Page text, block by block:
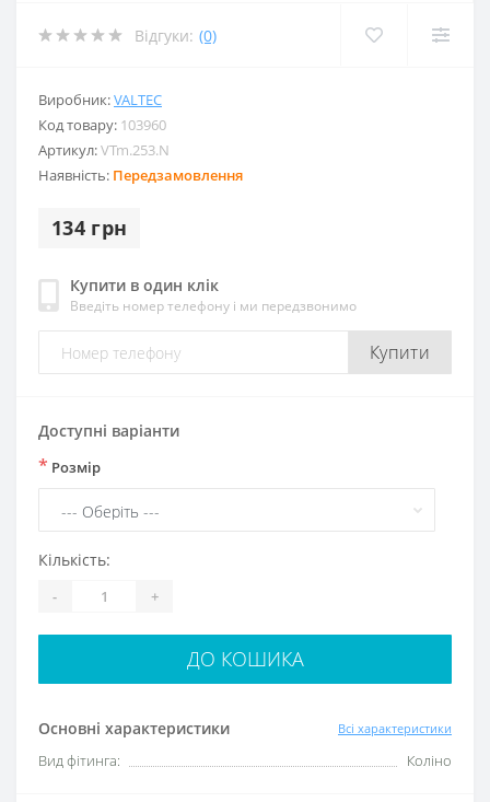
Відгуки: (0)
Виробник:VALTEC
Код товару: 103960
Артикул:VTm.253.N
Наявність: Передзамовлення
134 грн
Купити в один клік
Введіть номер телефону і ми передзвонимо
Купити
Основні характеристики Всі характеристики
Вид фітинга: Коліно
Доступні варіанти
* Розмір
Кількість:
- +
ДО КОШИКА